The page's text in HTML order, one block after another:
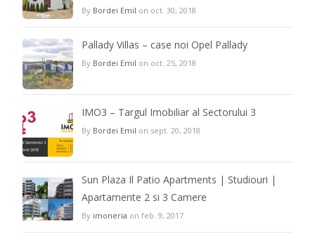
By Bordei Emil on oct. 30, 2018
Pallady Villas – case noi Opel Pallady
By Bordei Emil on oct. 25, 2018
IMO3 – Targul Imobiliar al Sectorului 3
By Bordei Emil on sept. 20, 2018
Sun Plaza Il Patio Apartments | Studiouri |
Apartamente 2 si 3 Camere
By imoneria on feb. 9, 2017